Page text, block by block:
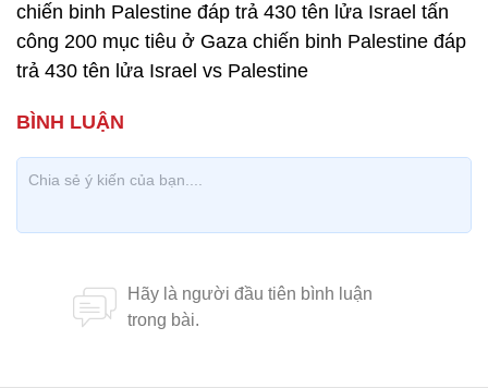
chiến binh Palestine đáp trả 430 tên lửa Israel tấn
công 200 mục tiêu ở Gaza chiến binh Palestine đáp
trả 430 tên lửa Israel vs Palestine